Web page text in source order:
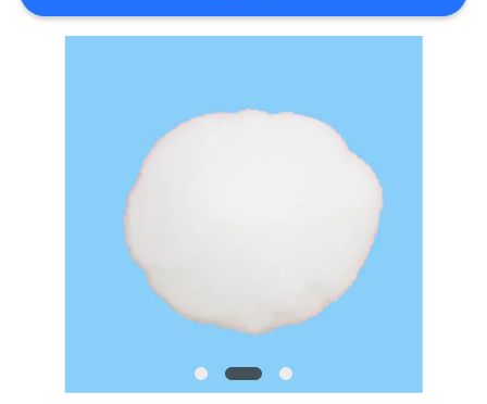
NOUVELLES
DEMANDEZ
UN DEVIS